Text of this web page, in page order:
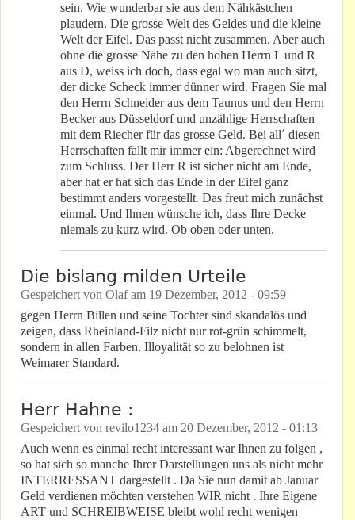
sein. Wie wunderbar sie aus dem Nähkästchen
plaudern. Die grosse Welt des Geldes und die kleine
Welt der Eifel. Das passt nicht zusammen. Aber auch
ohne die grosse Nähe zu den hohen Herrn L und R
aus D, weiss ich doch, dass egal wo man auch sitzt,
der dicke Scheck immer dünner wird. Fragen Sie mal
den Herrn Schneider aus dem Taunus und den Herrn
Becker aus Düsseldorf und unzählige Herrschaften
mit dem Riecher für das grosse Geld. Bei all´ diesen
Herrschaften fällt mir immer ein: Abgerechnet wird
zum Schluss. Der Herr R ist sicher nicht am Ende,
aber hat er hat sich das Ende in der Eifel ganz
bestimmt anders vorgestellt. Das freut mich zunächst
einmal. Und Ihnen wünsche ich, dass Ihre Decke
niemals zu kurz wird. Ob oben oder unten.
Die bislang milden Urteile
Gespeichert von Olafam 19 Dezember, 2012 - 09:59
gegen Herrn Billen und seine Tochter sind skandalös und
zeigen, dass Rheinland-Filz nicht nur rot-grün schimmelt,
sondern in allen Farben. Illoyalität so zu belohnen ist
Weimarer Standard.
Herr Hahne :
Gespeichert von revilo1234 am 20 Dezember, 2012 - 01:13
Auch wenn es einmal recht interessant war Ihnen zu folgen ,
so hat sich so manche Ihrer Darstellungen uns als nicht mehr
INTERRESSANT dargestellt . Da Sie nun damit ab Januar
Geld verdienen möchten verstehen WIR nicht . Ihre Eigene
ART und SCHREIBWEISE bleibt wohl recht wenigen